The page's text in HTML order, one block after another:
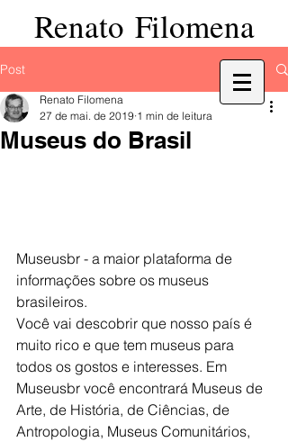
Renato Filomena
Post
Museus do Brasil
Renato Filomena
27 de mai. de 2019 1 min de leitura
Museusbr - a maior plataforma de
informações sobre os museus
brasileiros.
Você vai descobrir que nosso país é
muito rico e que tem museus para
todos os gostos e interesses. Em
Museusbr você encontrará Museus de
Arte, de História, de Ciências, de
Antropologia, Museus Comunitários,